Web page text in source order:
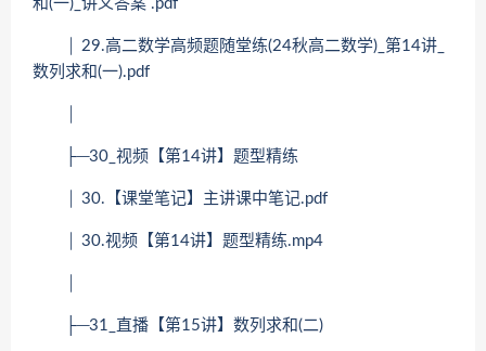
和(一)_讲义答案 .pdf
│ 29.高二数学高频题随堂练(24秋高二数学)_第14讲_
数列求和(一).pdf
├─30_视频【第14讲】题型精练
│ 30.【课堂笔记】主讲课中笔记.pdf
│ 30.视频【第14讲】题型精练.mp4
├─31_直播【第15讲】数列求和(二)